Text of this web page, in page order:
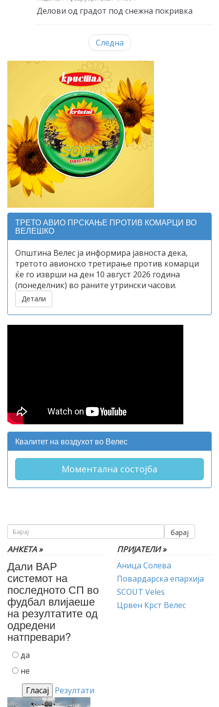
Делови од градот под снежна покривка
Следна
ТРЕТО АВИО ПРСКАЊЕ ПРОТИВ КОМАРЦИ ВО
ВЕЛЕШКО
Општина Велес ја информира јавноста дека,
третото авионско третирање против комарци
ќе го изврши на ден 10 август 2026 година
(понеделник) во раните утрински часови.
Детали
Квалитет на воздухот во Велес
Моментална состојба
барај
АНКЕТА »
Дали ВАР
системот на
последното СП во
фудбал влијаеше
на резултатите од
одредени
натпревари?
да
не
Резултати
ПРИЈАТЕЛИ »
Аница Солева
Повардарска епархија
SCOUT Veles
Црвен Крст Велес